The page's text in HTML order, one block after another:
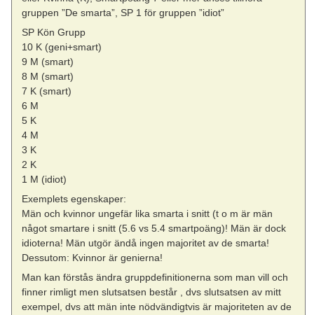
gruppen ”De smarta”, SP 1 för gruppen ”idiot”
SP Kön Grupp
10 K (geni+smart)
9 M (smart)
8 M (smart)
7 K (smart)
6 M
5 K
4 M
3 K
2 K
1 M (idiot)
Exemplets egenskaper:
Män och kvinnor ungefär lika smarta i snitt (t o m är män
något smartare i snitt (5.6 vs 5.4 smartpoäng)! Män är dock
idioterna! Män utgör ändå ingen majoritet av de smarta!
Dessutom: Kvinnor är genierna!
Man kan förstås ändra gruppdefinitionerna som man vill och
finner rimligt men slutsatsen består , dvs slutsatsen av mitt
exempel, dvs att män inte nödvändigtvis är majoriteten av de